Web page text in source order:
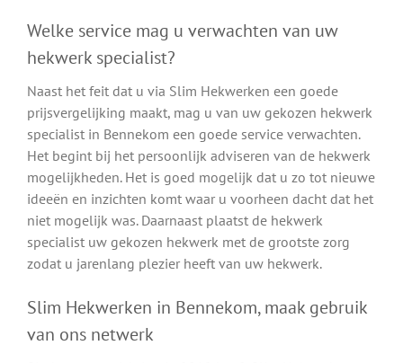
Welke service mag u verwachten van uw
hekwerk specialist?
Naast het feit dat u via Slim Hekwerken een goede
prijsvergelijking maakt, mag u van uw gekozen hekwerk
specialist in Bennekom een goede service verwachten.
Het begint bij het persoonlijk adviseren van de hekwerk
mogelijkheden. Het is goed mogelijk dat u zo tot nieuwe
ideeën en inzichten komt waar u voorheen dacht dat het
niet mogelijk was. Daarnaast plaatst de hekwerk
specialist uw gekozen hekwerk met de grootste zorg
zodat u jarenlang plezier heeft van uw hekwerk.
Slim Hekwerken in Bennekom, maak gebruik
van ons netwerk